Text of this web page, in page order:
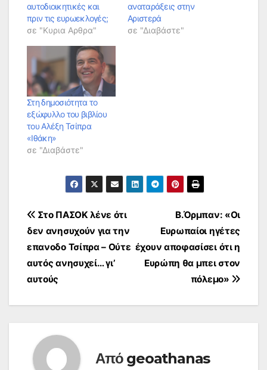
αυτοδιοικητικές και
πριν τις ευρωεκλογές;
σε "Κυρια Αρθρα"
αναταράξεις στην
Αριστερά
σε "Διαβάστε"
Στη δημοσιότητα το
εξώφυλλο του βιβλίου
του Αλέξη Τσίπρα
«Ιθάκη»
σε "Διαβάστε"
Πλοήγηση
άρθρων
Β.Όρμπαν: «Οι
Ευρωπαίοι ηγέτες
έχουν αποφασίσει ότι η
Ευρώπη θα μπει στον
πόλεμο»
Στο ΠΑΣΟΚ λένε ότι
δεν ανησυχούν για την
επανοδο Τσίπρα – Ούτε
αυτός ανησυχεί… γι’
αυτούς
Από geoathanas